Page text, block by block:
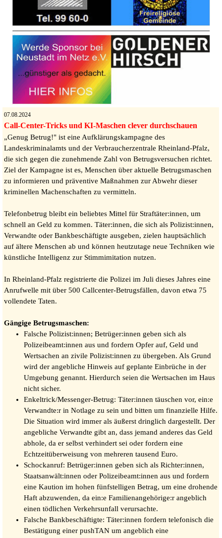
07.08.2024
Call-Center-Tricks und KI-Maschen clever durchschauen
„Genug Betrug!" ist eine Aufklärungskampagne des
Landeskriminalamts und der Verbraucherzentrale Rheinland-Pfalz,
die sich gegen die zunehmende Zahl von Betrugsversuchen richtet.
Ziel der Kampagne ist es, Menschen über aktuelle Betrugsmaschen
zu informieren und präventive Maßnahmen zur Abwehr dieser
kriminellen Machenschaften zu vermitteln.
Telefonbetrug bleibt ein beliebtes Mittel für Straftäter:innen, um
schnell an Geld zu kommen. Täter:innen, die sich als Polizist:innen,
Verwandte oder Bankbeschäftigte ausgeben, zielen hauptsächlich
auf ältere Menschen ab und können heutzutage neue Techniken wie
künstliche Intelligenz zur Stimmimitation nutzen.
In Rheinland-Pfalz registrierte die Polizei im Juli dieses Jahres eine
Anrufwelle mit über 500 Callcenter-Betrugsfällen, davon etwa 75
vollendete Taten.
Gängige Betrugsmaschen:
Falsche Polizist:innen; Betrüger:innen geben sich als
Polizeibeamt:innen aus und fordern Opfer auf, Geld und
Wertsachen an zivile Polizist:innen zu übergeben. Als Grund
wird der angebliche Hinweis auf geplante Einbrüche in der
Umgebung genannt. Hierdurch seien die Wertsachen im Haus
nicht sicher.
Enkeltrick/Messenger-Betrug: Täter:innen täuschen vor, ein:e
Verwandte:r in Notlage zu sein und bitten um finanzielle Hilfe.
Die Situation wird immer als äußerst dringlich dargestellt. Der
angebliche Verwandte gibt an, dass jemand anderes das Geld
abhole, da er selbst verhindert sei oder fordern eine
Echtzeitüberweisung von mehreren tausend Euro.
Schockanruf: Betrüger:innen geben sich als Richter:innen,
Staatsanwält:innen oder Polizeibeamt:innen aus und fordern
eine Kaution im hohen fünfstelligen Betrag, um eine drohende
Haft abzuwenden, da ein:e Familienangehörige:r angeblich
einen tödlichen Verkehrsunfall verursachte.
Falsche Bankbeschäftigte: Täter:innen fordern telefonisch die
Bestätigung einer pushTAN um angeblich eine